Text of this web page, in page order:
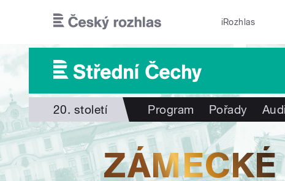
iRozhlas
20. století Program Pořady